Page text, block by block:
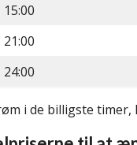
15:00
21:00
24:00
i de billigste